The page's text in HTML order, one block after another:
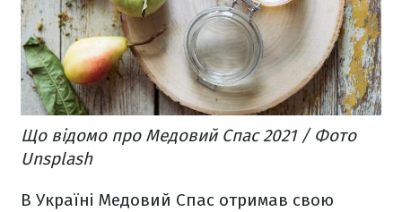
Що відомо про Медовий Спас 2021 / Фото
Unsplash
В Україні Медовий Спас отримав свою